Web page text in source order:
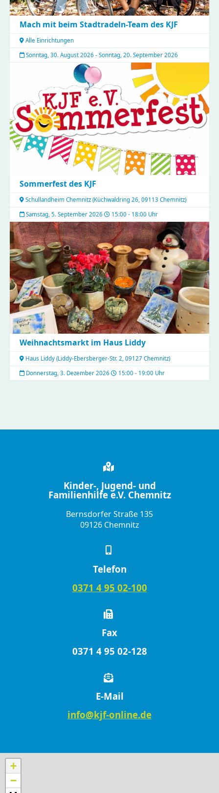
Mach mit beim Stadtradeln-Team des KJF
Alle Einrichtungen
Sonntag, 30. August 2026 - Sonntag, 20. September 2026
Sommerfest des KJF
Schullandheim Chemnitz (Küchwaldring 26, 09113 Chemnitz)
Samstag, 5. September 2026
15:00 - 18:00 Uhr
Weihnachtsmarkt im Haus Liddy
Haus Liddy (Liddy-Ebersberger-Str. 2, 09127 Chemnitz)
Donnerstag, 3. Dezember 2026
15:00 - 19:00 Uhr
Kinder-, Jugend- und
Familienhilfe e.V. Chemnitz
Bernsdorfer Straße 135
09126 Chemnitz
Telefon
0371 4 95 02-100
Fax
0371 4 95 02-128
E-Mail
info@kjf-online.de
+
−